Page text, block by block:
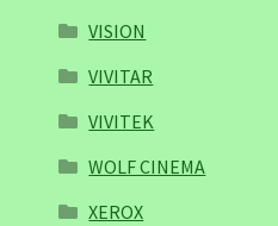
VISION
VIVITAR
VIVITEK
WOLF CINEMA
XEROX